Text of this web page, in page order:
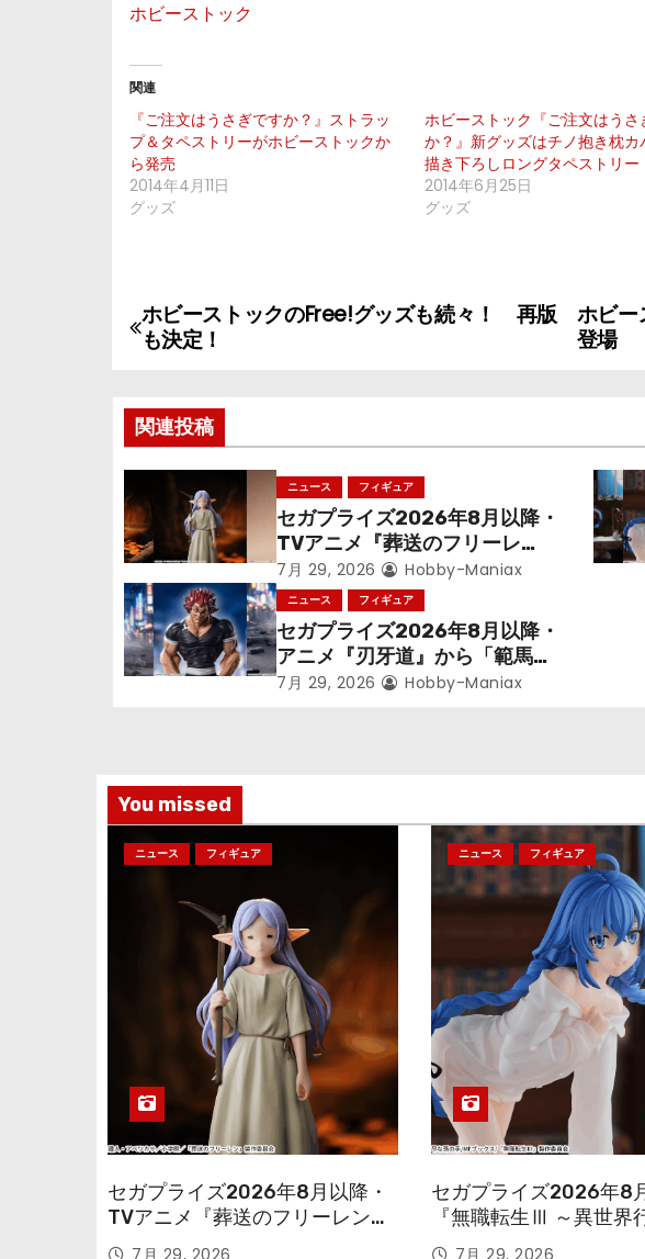
ホビーストック
関連
『ご注文はうさぎですか？』ストラッ
プ＆タペストリーがホビーストックか
ら発売
2014年4月11日
グッズ
ホビーストック『ご注文はうさ
か？』新グッズはチノ抱き枕カ
描き下ろしロングタペストリー
2014年6月25日
グッズ
投
ナ
ビ
ゲ
ー
シ
ョ
ホビー
登場
ホビーストックのFree!グッズも続々！ 再版
も決定！
関連投稿
ニュース フィギュア
セガプライズ2026年8月以降・
TVアニメ『葬送のフリーレ
ン』鉱山で300年働くことにな
っっちゃった「フリーレン」を
立体化！
7月 29, 2026 Hobby-Maniax
ニュース フィギュア
セガプライズ2026年8月以降・
アニメ『刃牙道』から「範馬勇
次郎」が登場ッッ!!
7月 29, 2026 Hobby-Maniax
You missed
ニュース フィギュア
セガプライズ2026年8月以降・
TVアニメ『葬送のフリーレン』
鉱山で300年働くことになっっ
7月 29, 2026
ニュース フィギュア
セガプライズ2026年8
『無職転生Ⅲ ～異世界
本気だす～』から「ロキ
7月 29, 2026